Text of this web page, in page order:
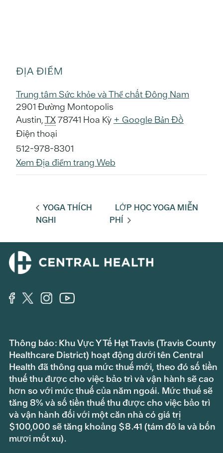
ĐỊA ĐIỂM
Trung tâm Sức khỏe và Thể chất Đông Nam
2901 Đường Montopolis
Austin,TX78741 Hoa Kỳ + Google Bản Đồ
Điện thoại
512-978-8301
Xem Địa điểm trang Web
YOGA THÍCH
NGHI
LỚP HỌC YOGA MIỄN
PHÍ
Thông báo: Khu Vực Y Tế Hạt Travis (Travis County
Healthcare District) hoạt động dưới tên Central
Health đã thông qua mức thuế mới, theo đó số tiền
thuế thu được cho việc bảo trì và vận hành sẽ cao
hơn so với mức thuế của năm ngoái. Mức thuế sẽ
tăng 8% và số tiền thuế thu được cho việc bảo trì
và vận hành đối với một căn nhà có giá trị
$100,000 sẽ tăng khoảng $8.41 (tám đô la và bốn
mươi mốt xu).